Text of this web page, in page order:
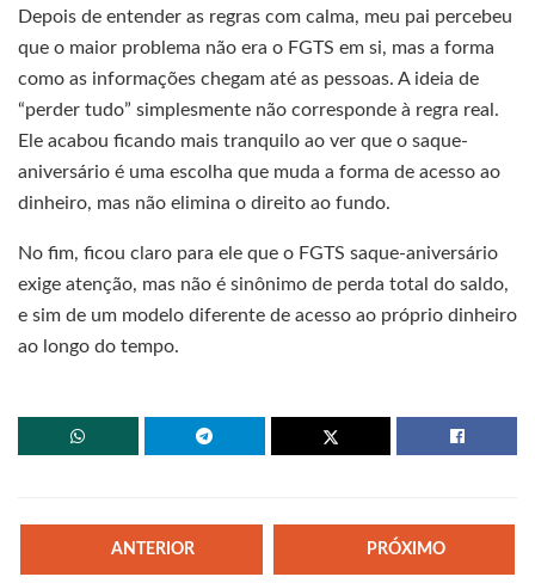
Depois de entender as regras com calma, meu pai percebeu
que o maior problema não era o FGTS em si, mas a forma
como as informações chegam até as pessoas. A ideia de
“perder tudo” simplesmente não corresponde à regra real.
Ele acabou ficando mais tranquilo ao ver que o saque-
aniversário é uma escolha que muda a forma de acesso ao
dinheiro, mas não elimina o direito ao fundo.
No fim, ficou claro para ele que o FGTS saque-aniversário
exige atenção, mas não é sinônimo de perda total do saldo,
e sim de um modelo diferente de acesso ao próprio dinheiro
ao longo do tempo.
ANTERIOR PRÓXIMO